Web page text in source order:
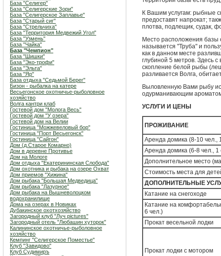
База "Селигер"
База "Селигерские Зори"
База "Селигерское Заплавье"
База "Старый сиг"
База "Стрельчиха"
База "Территория Медвежий Угол"
База "Узмень"
База "Чайка"
База "Чемпион"
База "Шишки"
База "Эко-трофи"
База "Эльта"
База "Яр"
База отдыха "Седьмой Берег"
Бизон - рыбалка на катере
Весьегонское охотничье-рыболовное
хозяйство
Волга кантри клаб
Гостевой дом "Молога Весь"
Гостевой дом "У озера"
Гостевой дом на Велии
Гостиница "Можжевеловый бор"
Гостиница "Порт Весьегонск"
Гостиница "Сайгон"
Дом (д.Старое Комарно)
Дом в деревне Противье
Дом на Мологе
Дом отдыха "Екатерининская Слобода"
Дом охотника и рыбака на озере Охват
Дом приемов "Хижина"
Дом рыбака "Большая Медведица"
Дом рыбака "Лазурное"
Дом рыбака на Вышневолоцком
водохранилище
Дома на озерах в Новиках
Дубакинское охотхозяйство
Загородный клуб "Луч pictures"
Загородный отель "Любашин хуторок"
Калининское охотничье-рыболовное
хозяйство
Кемпинг "Селигерское Поместье"
Клуб "Завидово"
Клуб Судимиръ
К Вашим услугам: рыбные
предоставят напрокат;
плотва, подлещик, судак,
Место расположения
называется "Труба" и
как в данном месте
глубиной 5 метров. Здесь
скопление белой рыбы
разливается Волга,
Выловленную Вами рыбу
одурманивающим
УСЛУГИ И ЦЕНЫ
ПРОЖИВАНИЕ
Аренда домика (8-10 чел.,
Аренда домика (6-8 чел., 1
Дополнительное место
Стоимость места для
ДОПОЛНИТЕЛЬНЫЕ
Катание на снегоходе
Катание на
6 чел.)
Прокат весельной лодки
Прокат лодки с мотором